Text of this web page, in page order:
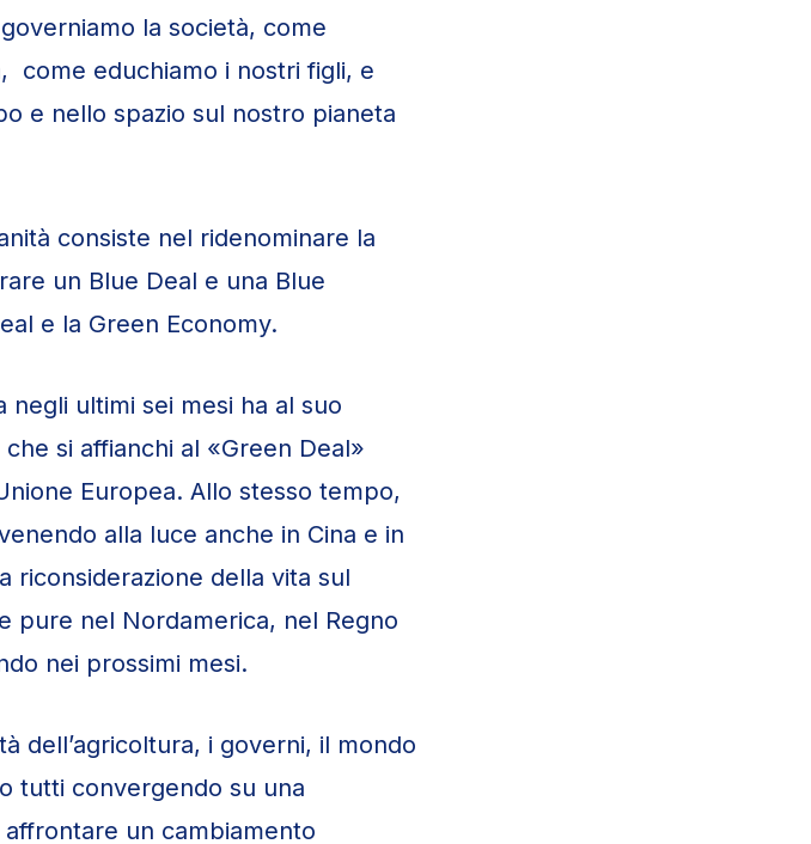
la società, come
come educhiamo i nostri figli, e
e nello spazio sul nostro pianeta
consiste nel ridenominare la
un Blue Deal e una Blue
e la Green Economy.
ultimi sei mesi ha al suo
si affianchi al «Green Deal»
Europea. Allo stesso tempo,
alla luce anche in Cina e in
riconsiderazione della vita sul
pure nel Nordamerica, nel Regno
nei prossimi mesi.
dell’agricoltura, i governi, il mondo
tutti convergendo su una
un cambiamento